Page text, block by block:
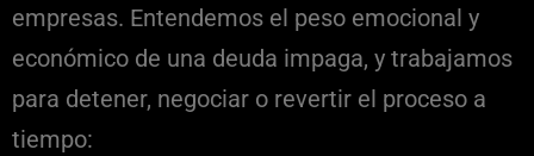
empresas. Entendemos el peso emocional y
económico de una deuda impaga, y trabajamos
para detener, negociar o revertir el proceso a
tiempo: